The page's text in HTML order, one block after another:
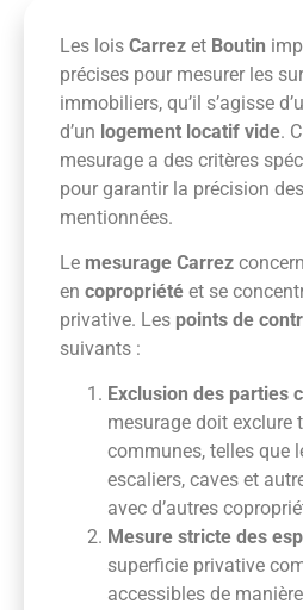
Les lois Carrez et Boutin
précises pour mesurer les
immobiliers, qu’il s’agisse
d’un logement locatif vide.
mesurage a des critères
pour garantir la précision
mentionnées.
Le mesurage Carrez
en copropriété et se
privative. Les points de
suivants :
Exclusion des parties
mesurage doit exclure
communes, telles que
escaliers, caves et
avec d’autres
Mesure stricte des
superficie privative
accessibles de